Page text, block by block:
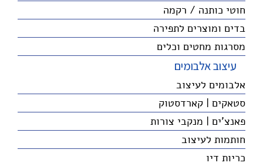
חוטי כותנה / רקמה
בדים ומוצרים לתפירה
מסרגות מחטים וכלים
עיצוב אלבומים
אלבומים לעיצוב
סטאקים | קארדסטוק
פאנצ'ים | מנקבי צורות
חותמות לעיצוב
כריות דיו